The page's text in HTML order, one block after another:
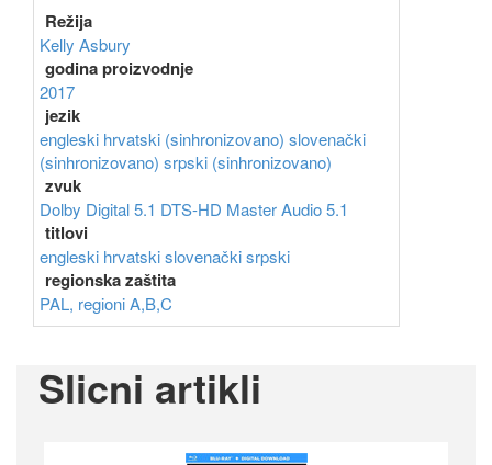
Režija
Kelly Asbury
godina proizvodnje
2017
jezik
engleski hrvatski (sinhronizovano) slovenački
(sinhronizovano) srpski (sinhronizovano)
zvuk
Dolby Digital 5.1 DTS-HD Master Audio 5.1
titlovi
engleski hrvatskislovenačkisrpski
regionska zaštita
PAL, regioni A,B,C
Slicni artikli